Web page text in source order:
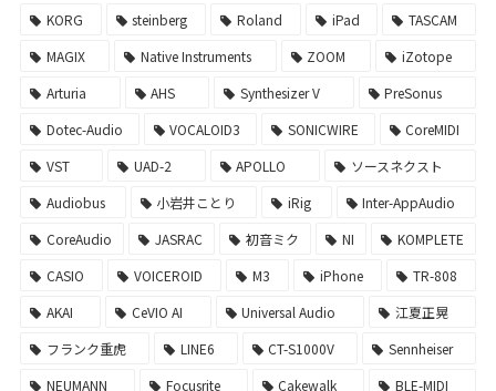
KORG steinberg Roland iPad
TASCAM
MAGIX
Native Instruments ZOOM
iZotope
Arturia
AHS Synthesizer V
PreSonus
Dotec-Audio
VOCALOID3 SONICWIRE
CoreMIDI
VST
UAD-2 APOLLO
ソースネクスト
Audiobus
小岩井ことり iRig
Inter-AppAudio
CoreAudio
JASRAC 初音ミク NI
KOMPLETE
CASIO
VOICEROID M3 iPhone
TR-808
AKAI
CeVIO AI Universal Audio
江夏正晃
フランク重虎
LINE6 CT-S1000V
Sennheiser
NEUMANN
Focusrite Cakewalk
BLE-MIDI